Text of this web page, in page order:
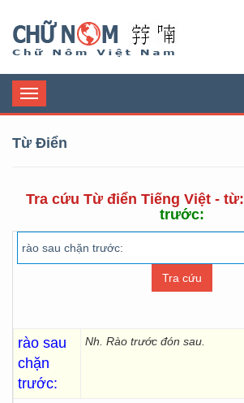
Toggle
navigation
Từ Điển
Tra cứu Từ điển Tiếng Việt - từ:
trước:
rào sau
chặn
trước:
Nh. Rào trước đón sau.